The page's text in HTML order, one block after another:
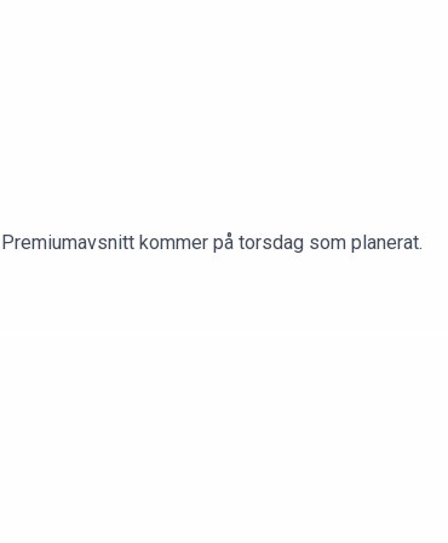
kommer på torsdag som planerat.